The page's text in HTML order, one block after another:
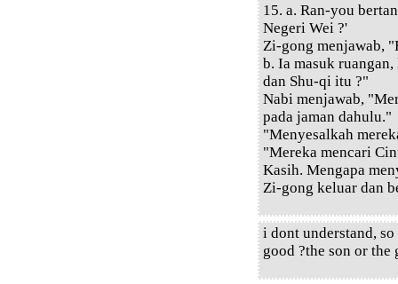
15. a. Ran-you
Negeri Wei ?'
Zi-gong menjawab,
b. Ia masuk
dan Shu-qi itu ?"
Nabi menjawab,
pada jaman dahulu."
"Menyesalkah
"Mereka mencari
Kasih. Mengapa
Zi-gong keluar dan
i dont understand,
good ?the son or the